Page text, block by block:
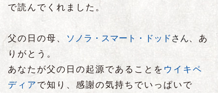
で読んでくれました。
父の日の母、 ソノラ・スマート・ドッド さん、あ
りがとう。
あなたが父の日の起源であることを ウイキペ
ディア で知り、感謝の気持ちでいっぱいで